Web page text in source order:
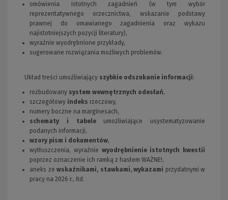
omówienia istotnych zagadnień (w tym wybór
reprezentatywnego orzecznictwa, wskazanie podstawy
prawnej do omawianego zagadnienia oraz wykazu
najistotniejszych pozycji literatury),
wyraźnie wyodrębnione przykłady,
sugerowane rozwiązania możliwych problemów.
Układ treści umożliwiający szybkie odszukanie informacji:
rozbudowany system wewnętrznych odesłań,
szczegółowy indeks rzeczowy,
numery boczne na marginesach,
schematy i tabeleumożliwiające usystematyzowanie
podanych informacji,
wzory pism i dokumentów,
wytłuszczenia, wyraźnie wyodrębnienie istotnych kwestii
poprzez oznaczenie ich ramką z hasłem WAŻNE!,
aneks zewskaźnikami, stawkami, wykazami przydatnymi w
pracy na 2026 r., itd.